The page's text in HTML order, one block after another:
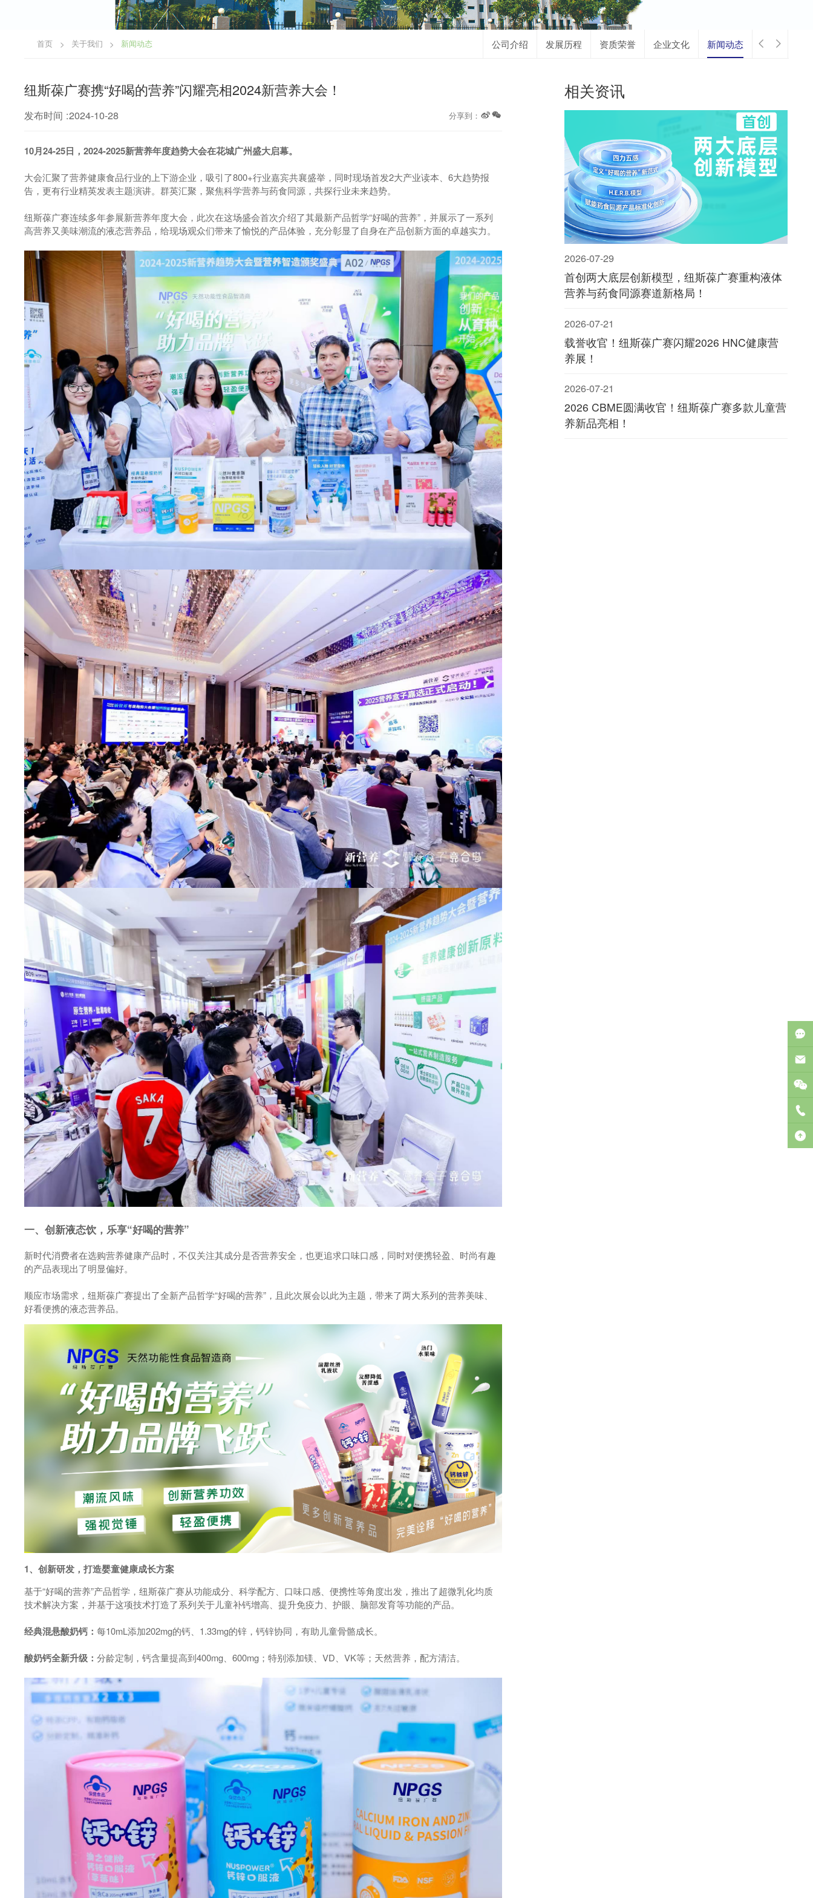
首页 > 关于我们 > 新闻动态 公司介绍 发展历程 资质荣誉 企业文化 新闻动态
纽斯葆广赛携“好喝的营养”闪耀亮相2024新营养大会！
发布时间 :2024-10-28 分享到：
10月24-25日，2024-2025新营养年度趋势大会在花城广州盛大启幕。
大会汇聚了营养健康食品行业的上下游企业，吸引了800+行业嘉宾共襄盛举，同时现场首发2大产业读本、6大趋势报
告，更有行业精英发表主题演讲。群英汇聚，聚焦科学营养与药食同源，共探行业未来趋势。
纽斯葆广赛连续多年参展新营养年度大会，此次在这场盛会首次介绍了其最新产品哲学“好喝的营养”，并展示了一系列
高营养又美味潮流的液态营养品，给现场观众们带来了愉悦的产品体验，充分彰显了自身在产品创新方面的卓越实力。
一、创新液态饮，乐享“好喝的营养”
新时代消费者在选购营养健康产品时，不仅关注其成分是否营养安全，也更追求口味口感，同时对便携轻盈、时尚有趣
的产品表现出了明显偏好。
顺应市场需求，纽斯葆广赛提出了全新产品哲学“好喝的营养”，且此次展会以此为主题，带来了两大系列的营养美味、
好看便携的液态营养品。
1、创新研发，打造婴童健康成长方案
基于“好喝的营养”产品哲学，纽斯葆广赛从功能成分、科学配方、口味口感、便携性等角度出发，推出了超微乳化均质
技术解决方案，并基于这项技术打造了系列关于儿童补钙增高、提升免疫力、护眼、脑部发育等功能的产品。
经典混悬酸奶钙：每10mL添加202mg的钙、1.33mg的锌，钙锌协同，有助儿童骨骼成长。
酸奶钙全新升级：分龄定制，钙含量提高到400mg、600mg；特别添加镁、VD、VK等；天然营养，配方清洁。
相关资讯
2026-07-29
首创两大底层创新模型，纽斯葆广赛重构液体
营养与药食同源赛道新格局！
2026-07-21
载誉收官！纽斯葆广赛闪耀2026 HNC健康营
养展！
2026-07-21
2026 CBME圆满收官！纽斯葆广赛多款儿童营
养新品亮相！